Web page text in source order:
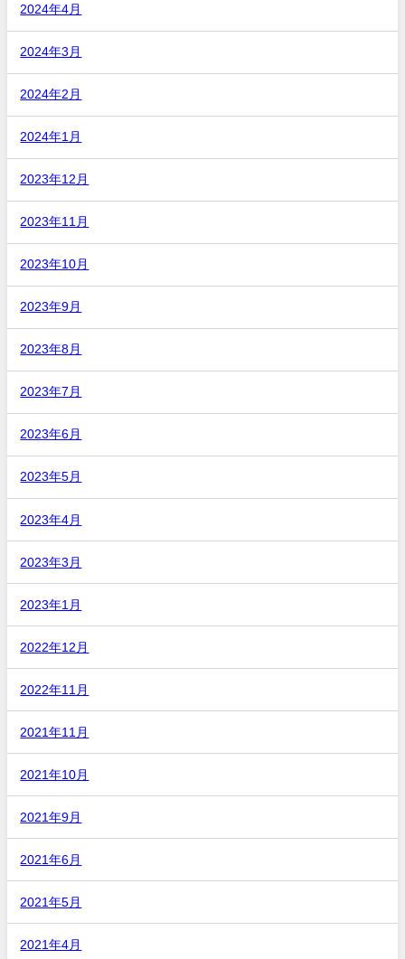
2024年4月
2024年3月
2024年2月
2024年1月
2023年12月
2023年11月
2023年10月
2023年9月
2023年8月
2023年7月
2023年6月
2023年5月
2023年4月
2023年3月
2023年1月
2022年12月
2022年11月
2021年11月
2021年10月
2021年9月
2021年6月
2021年5月
2021年4月